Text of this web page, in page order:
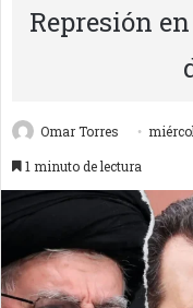
Represión
Omar Torres
1 minuto de lectura